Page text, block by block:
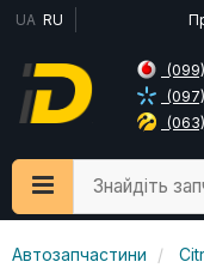
UA RU
(099)
(097)
(063)
Знайдіть
Автозапчастини